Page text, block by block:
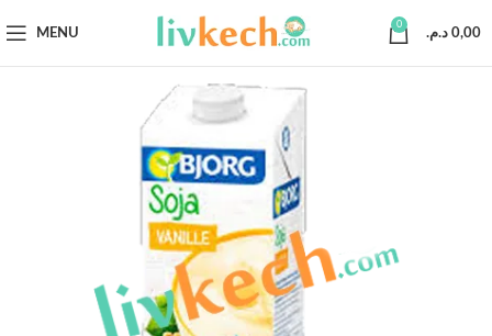
MENU
0
0,00 د.م.